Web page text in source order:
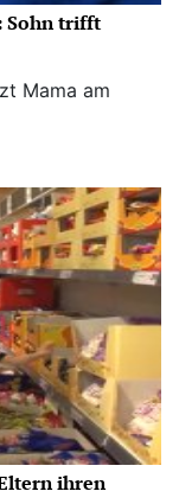
Sohn trifft
Mama am
ihren